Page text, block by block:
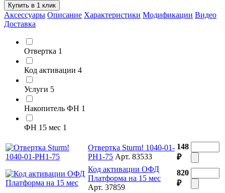
Купить в 1 клик
Аксессуары Описание Характеристики Модификации Видео
Доставка
Отвертка 1
Код активации 4
Услуги 5
Накопитель ФН 1
ФН 15 мес 1
Отвертка Sturm! 1040-01-
PH1-75 Арт. 83533
148
₽
Код активации ОФД
Платформа на 15 мес
Арт. 37859
820
₽